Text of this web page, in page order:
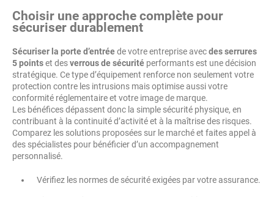
Choisir une approche complète pour
sécuriser durablement
Sécuriser la porte d’entréede votre entreprise avecdes serrures
5 pointset desverrous de sécurité performants est une décision
stratégique. Ce type d’équipement renforce non seulement votre
protection contre les intrusions mais optimise aussi votre
conformité réglementaire et votre image de marque.
Les bénéfices dépassent donc la simple sécurité physique, en
contribuant à la continuité d’activité et à la maîtrise des risques.
Comparez les solutions proposées sur le marché et faites appel à
des spécialistes pour bénéficier d’un accompagnement
personnalisé.
Vérifiez les normes de sécurité exigées par votre assurance.